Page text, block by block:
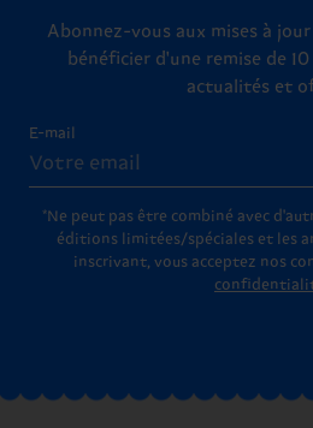
Abonnez-vous aux mises à
bénéficier d'une remise de
actualités et
E-mail
*Ne peut pas être combiné avec
éditions limitées/spéciales et les
inscrivant, vous acceptez nos